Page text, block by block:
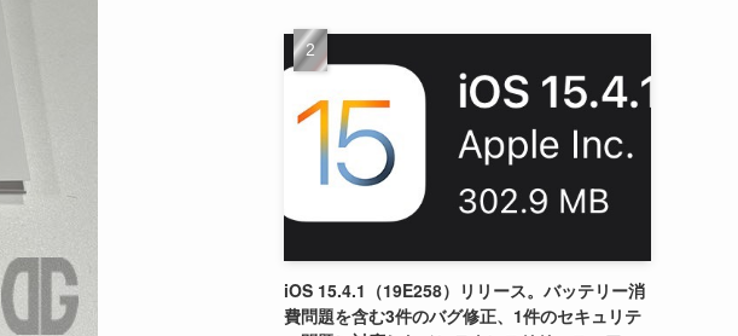
iOS 15.4.1（19E258）リリース。バッテリー消
費問題を含む3件のバグ修正、1件のセキュリテ